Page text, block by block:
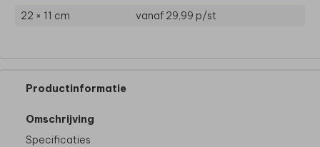
22 × 11 cm vanaf 29,99 p/st
Productinformatie
Omschrijving
Specificaties